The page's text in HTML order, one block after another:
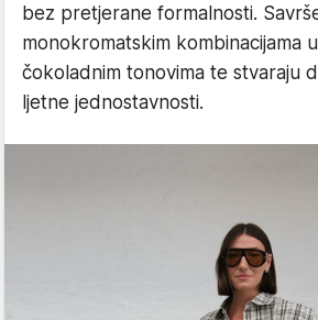
bez pretjerane formalnosti.
monokromatskim kombinacijama
čokoladnim tonovima te stvaraju
ljetne jednostavnosti.